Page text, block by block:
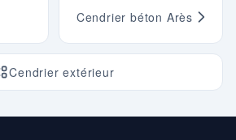
Cendrier extérieur
Cendrier béton Arès